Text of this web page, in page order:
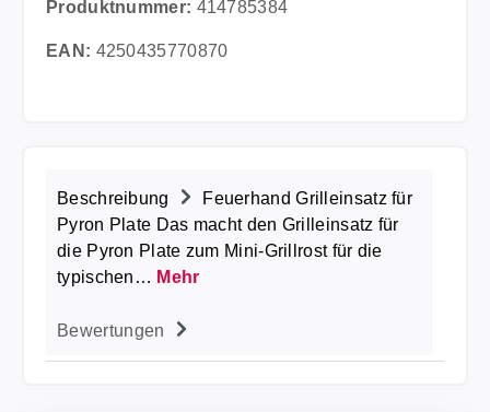
Produktnummer: 414785384
EAN: 4250435770870
Beschreibung
Feuerhand Grilleinsatz für
Pyron Plate Das macht den Grilleinsatz für
die Pyron Plate zum Mini-Grillrost für die
typischen… Mehr
Bewertungen